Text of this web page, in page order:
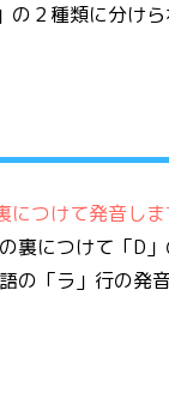
」の２種類に分け
につけて発音し
裏につけて「D
の「ラ」行の発